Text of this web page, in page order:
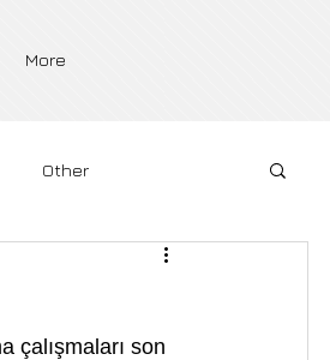
More
Other
çalışmaları son